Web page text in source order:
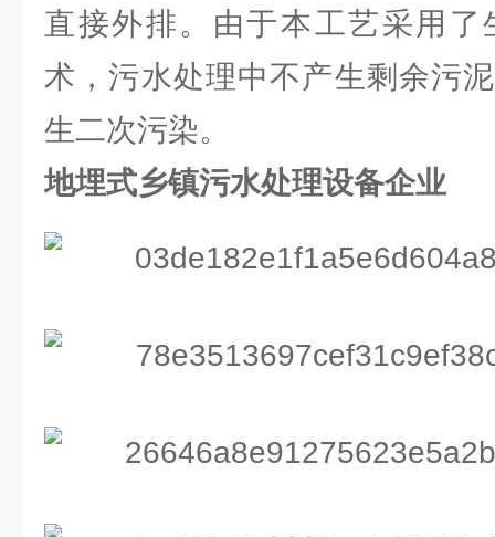
直接外排。由于本工艺采用
术，污水处理中不产生剩余污
生二次污染。
地埋式乡镇污水处理设备企业